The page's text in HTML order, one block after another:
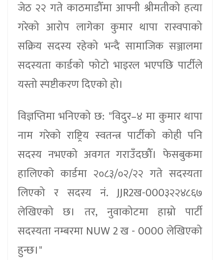
जेठ २२ गते काठमाडौँमा आफ्नी श्रीमतीको हत्या
गरेको आरोप लागेका कुमार थापा रास्वपाको
सक्रिय सदस्य रहेको भन्दै सामाजिक सञ्जालमा
सदस्यता कार्डको फोटो भाइरल भएपछि पार्टीले
यस्तो स्पष्टीकरण दिएको हो।
विज्ञप्तिमा भनिएको छ: "विदुर–४ मा कुमार थापा
नाम गरेको राष्ट्रिय स्वतन्त्र पार्टीको कोही पनि
सदस्य नभएको अवगत गराउँदछौँ। फेसबुकमा
हालिएको कार्डमा २०८३/०२/२२ गते सदस्यता
लिएको र सदस्य नं. JJR2ख-000३२२४८६७
लेखिएको छ। तर, नुवाकोटमा हाम्रो पार्टी
सदस्यता नम्बरमा NUW 2 ख - 0000 लेखिएको
हुन्छ।"